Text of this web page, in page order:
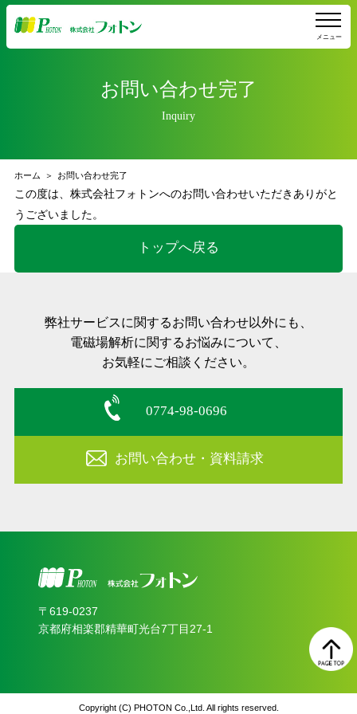
メニュー
お問い合わせ完了
Inquiry
ホーム お問い合わせ完了
この度は、株式会社フォトンへのお問い合わせいただきありがと
うございました。
トップへ戻る
弊社サービスに関するお問い合わせ以外にも、
電磁場解析に関するお悩みについて、
お気軽にご相談ください。
0774-98-0696
お問い合わせ・資料請求
〒619‐0237
京都府相楽郡精華町光台7丁目27-1
Copyright (C) PHOTON Co.,Ltd. All rights reserved.